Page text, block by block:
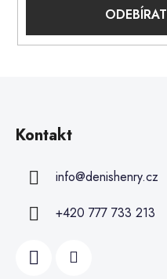
Kontakt
info@denishenry.cz
+420 777 733 213